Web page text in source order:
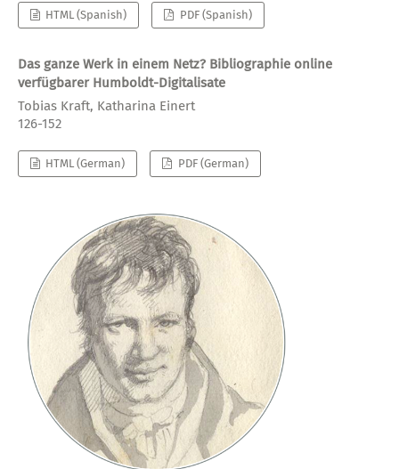
HTML (Spanish) PDF (Spanish)
Das ganze Werk in einem Netz? Bibliographie online
verfügbarer Humboldt-Digitalisate
Tobias Kraft, Katharina Einert
126-152
HTML (German) PDF (German)